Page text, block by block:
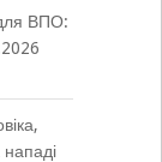
ВПО:
нападі